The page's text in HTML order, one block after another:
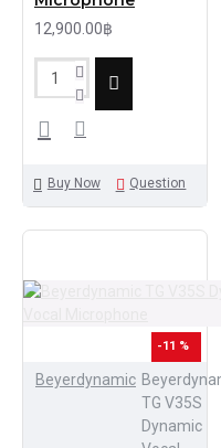
12,900.00฿
Buy Now Question
-11 %
Beyerdynamic
TG V35S
Dynamic